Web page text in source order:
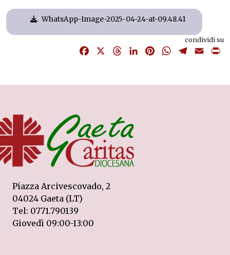
WhatsApp-Image-2025-04-24-at-09.48.41
condividi su
Facebook ThreadsLinkedInPinterestWhatsApp
Telegram
Email
Piazza Arcivescovado, 2
04024 Gaeta (LT)
Tel: 0771.790139
Giovedì 09:00-13:00